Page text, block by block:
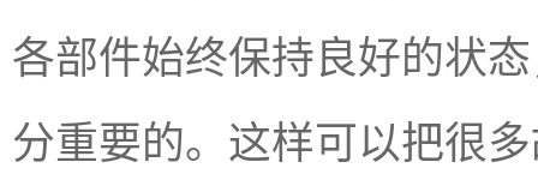
各部件始终保持良好的状
分重要的。这样可以把很